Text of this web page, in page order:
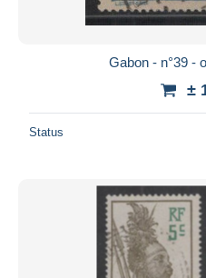
Gabon - n°39 -
±
Status